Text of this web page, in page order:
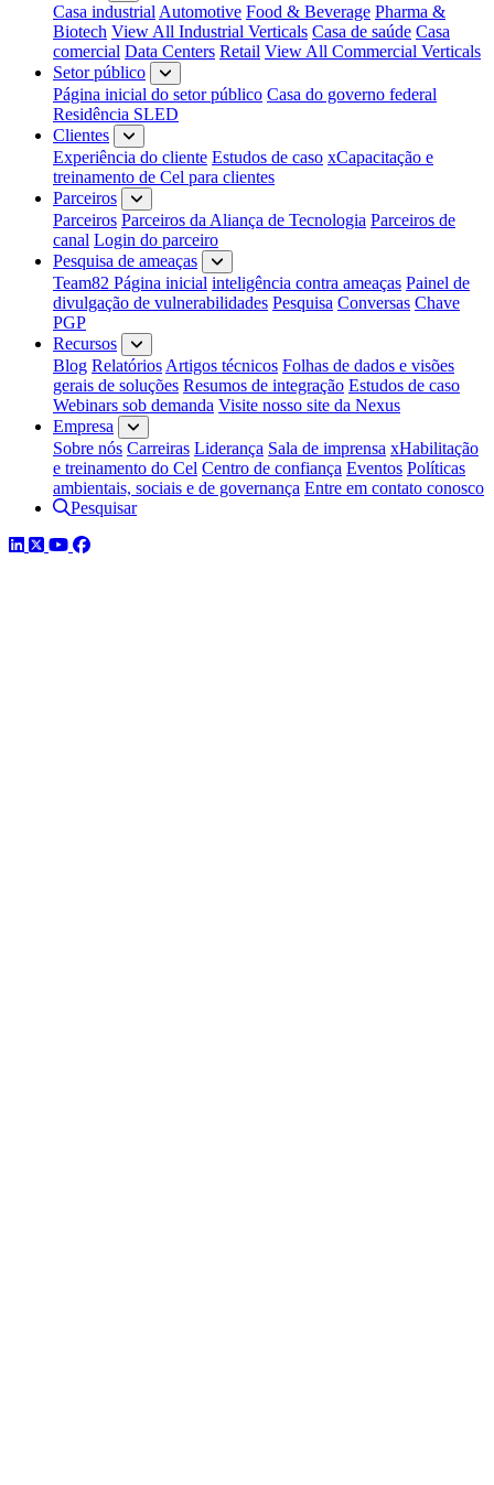
Casa industrial Automotive Food & Beverage Pharma &
Biotech View All Industrial Verticals Casa de saúde Casa
comercial Data Centers Retail View All Commercial Verticals
Setor público
Página inicial do setor público Casa do governo federal
Residência SLED
Clientes
Experiência do cliente Estudos de caso xCapacitação e
treinamento de Cel para clientes
Parceiros
Parceiros Parceiros da Aliança de Tecnologia Parceiros de
canal Login do parceiro
Pesquisa de ameaças
Team82 Página inicial inteligência contra ameaças Painel de
divulgação de vulnerabilidades Pesquisa Conversas Chave
PGP
Recursos
Blog Relatórios Artigos técnicos Folhas de dados e visões
gerais de soluções Resumos de integração Estudos de caso
Webinars sob demanda Visite nosso site da Nexus
Empresa
Sobre nós Carreiras Liderança Sala de imprensa xHabilitação
e treinamento do Cel Centro de confiança Eventos Políticas
ambientais, sociais e de governança Entre em contato conosco
Pesquisar
LinkedIn
TwitterYouTube
Facebook